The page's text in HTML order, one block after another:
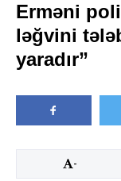
Erməni
ləğvini
yaradır”
-